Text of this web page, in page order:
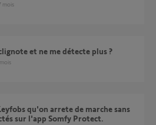
mois
et ne me détecte plus ?
mois
sur l'app Somfy Protect.